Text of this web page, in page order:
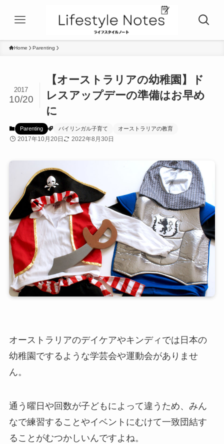
Home Parenting
【オーストラリアの幼稚園】ド
レスアップデーの準備はお早め
に
2017
10/20
Parenting バイリンガル子育て オーストラリアの教育
2017年10月20日 2022年8月30日
オーストラリアのデイケアやキンディでは日本の
幼稚園でするような学芸会や運動会がありませ
ん。
通う曜日や回数が子どもによって違うため、みん
なで練習することやイベントにむけて一致団結す
ることがむつかしいんですよね。